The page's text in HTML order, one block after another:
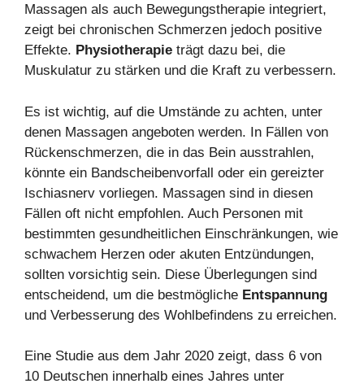
Massagen als auch Bewegungstherapie integriert,
zeigt bei chronischen Schmerzen jedoch positive
Effekte. Physiotherapie trägt dazu bei, die
Muskulatur zu stärken und die Kraft zu verbessern.
Es ist wichtig, auf die Umstände zu achten, unter
denen Massagen angeboten werden. In Fällen von
Rückenschmerzen, die in das Bein ausstrahlen,
könnte ein Bandscheibenvorfall oder ein gereizter
Ischiasnerv vorliegen. Massagen sind in diesen
Fällen oft nicht empfohlen. Auch Personen mit
bestimmten gesundheitlichen Einschränkungen, wie
schwachem Herzen oder akuten Entzündungen,
sollten vorsichtig sein. Diese Überlegungen sind
entscheidend, um die bestmögliche Entspannung
und Verbesserung des Wohlbefindens zu erreichen.
Eine Studie aus dem Jahr 2020 zeigt, dass 6 von
10 Deutschen innerhalb eines Jahres unter